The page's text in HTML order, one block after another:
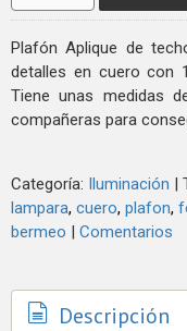
Plafón Aplique de
detalles en cuero con
Tiene unas medidas
compañeras para
Categoría: Iluminación |
lampara cuero plafon
bermeo | Comentarios
Descripción